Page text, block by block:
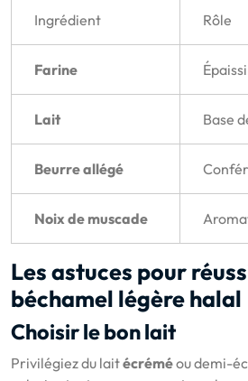
Ingrédient Rôle
Farine
Lait Base
Beurre allégé
Noix de muscade
Les astuces pour
béchamel légère halal
Choisir le bon lait
Privilégiez du laitécréméou demi-